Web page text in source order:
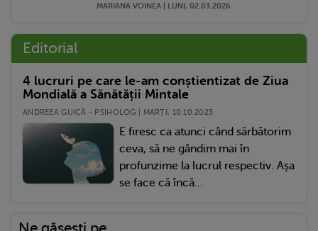
MARIANA VOINEA | LUNI, 02.03.2026
Editorial
4 lucruri pe care le-am conștientizat de Ziua
Mondială a Sănătății Mintale
ANDREEA GUICĂ - PSIHOLOG | MARŢI, 10.10.2023
E firesc ca atunci când sărbătorim
ceva, să ne gândim mai în
profunzime la lucrul respectiv. Așa
se face că încă...